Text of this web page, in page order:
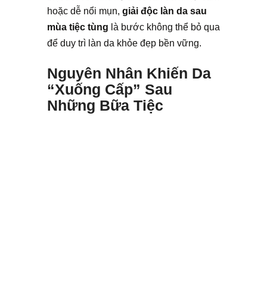
hoặc dễ nổi mụn, giải độc làn da sau
mùa tiệc tùng là bước không thể bỏ qua
để duy trì làn da khỏe đẹp bền vững.
Nguyên Nhân Khiến Da
“Xuống Cấp” Sau
Những Bữa Tiệc